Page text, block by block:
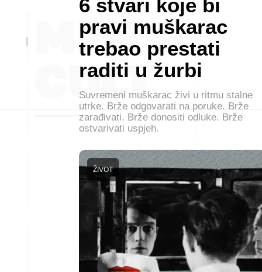
6 stvari koje bi
pravi muškarac
trebao prestati
raditi u žurbi
Suvremeni muškarac živi u ritmu stalne
utrke. Brže odgovarati na poruke. Brže
zarađivati. Brže donositi odluke. Brže
ostvarivati uspjeh.
ŽIVOT